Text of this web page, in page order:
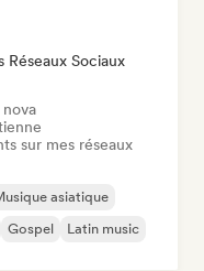
Réseaux Sociaux
nova
sur mes réseaux
asiatique
Gospel Latin music